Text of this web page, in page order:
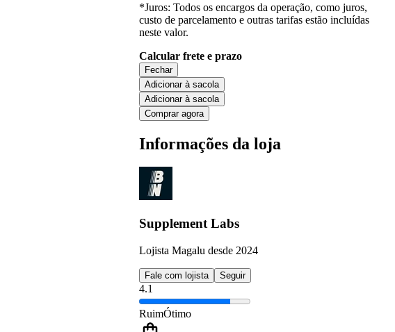
*Juros: Todos os encargos da operação, como juros,
custo de parcelamento e outras tarifas estão incluídas
neste valor.
Calcular frete e prazo
Fechar
Adicionar à sacola
Adicionar à sacola
Comprar agora
Informações da loja
Supplement Labs
Lojista Magalu desde 2024
Fale com lojista Seguir
4.1
RuimÓtimo